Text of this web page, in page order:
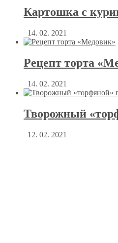
Картошка с
14. 02. 2021
Рецепт торта
14. 02. 2021
Творожный
12. 02. 2021